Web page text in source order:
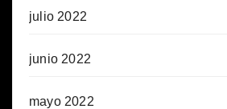
julio 2022
junio 2022
mayo 2022